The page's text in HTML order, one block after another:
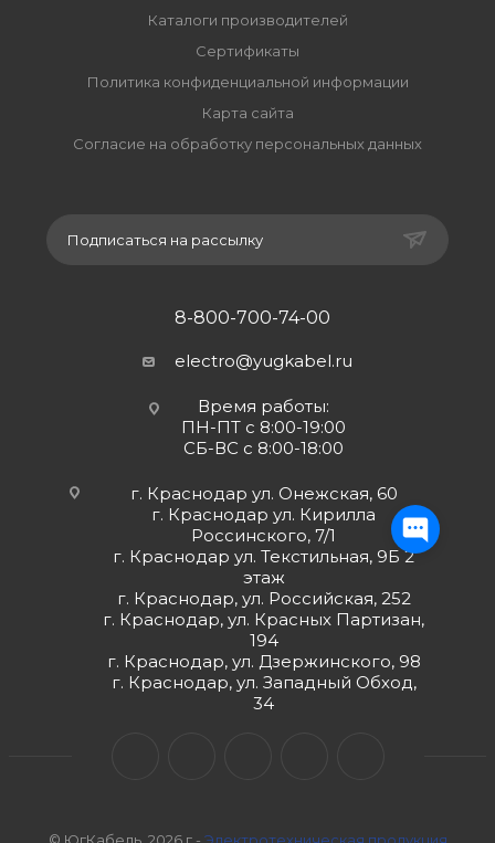
Каталоги производителей
Сертификаты
Политика конфиденциальной информации
Карта сайта
Согласие на обработку персональных данных
Подписаться на рассылку
8-800-700-74-00
electro@yugkabel.ru
Время работы:
ПН-ПТ с 8:00-19:00
СБ-ВС с 8:00-18:00
г. Краснодар ул. Онежская, 60
г. Краснодар ул. Кирилла
Россинского, 7/1
г. Краснодар ул. Текстильная, 9Б 2
этаж
г. Краснодар, ул. Российская, 252
г. Краснодар, ул. Красных Партизан,
194
г. Краснодар, ул. Дзержинского, 98
г. Краснодар, ул. Западный Обход,
34